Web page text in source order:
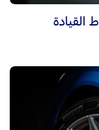
القيادة